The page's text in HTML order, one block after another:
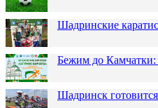
Шадринские
Бежим до
Шадринск